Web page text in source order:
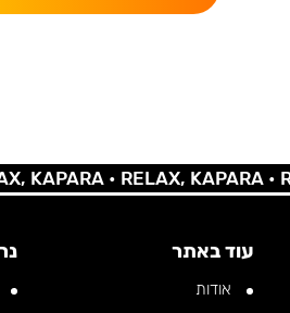
•RELAX, KAPARA •
עוד באתר
אודות